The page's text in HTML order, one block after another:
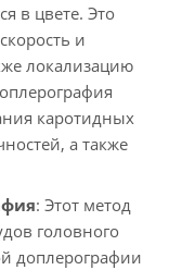
в цвете. Это
и
локализацию
каротидных
а также
: Этот метод
головного
доплерографии